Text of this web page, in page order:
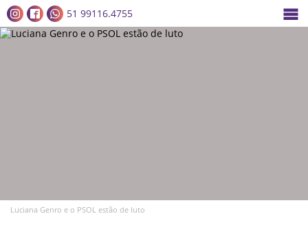
51 99116.4755
Luciana Genro e o PSOL estão de luto